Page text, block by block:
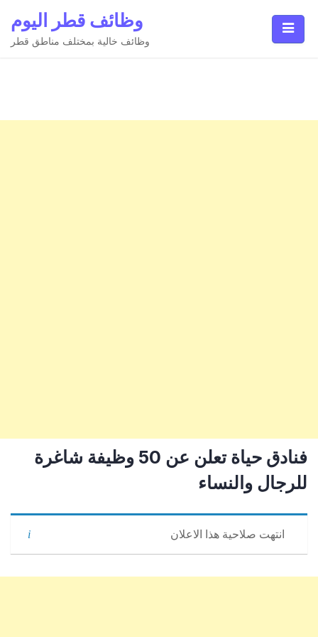
content
وظائف قطر اليوم
وظائف خالية بمختلف مناطق قطر
فنادق حياة تعلن عن 50 وظيفة شاغرة
للرجال والنساء
انتهت صلاحية هذا الاعلان